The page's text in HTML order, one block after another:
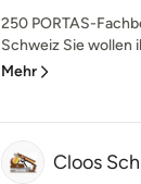
250 PORTAS-
Schweiz Sie wollen
Mehr
Cloos